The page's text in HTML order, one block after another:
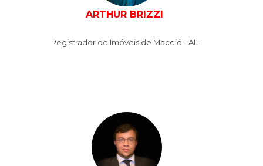
ARTHUR BRIZZI
Registrador de Imóveis de Maceió - AL